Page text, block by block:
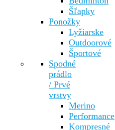
Šľapky
Ponožky
Lyžiarske
Outdoorové
Športové
Spodné
prádlo
/ Prvé
vrstvy
Merino
Performance
Kompresné